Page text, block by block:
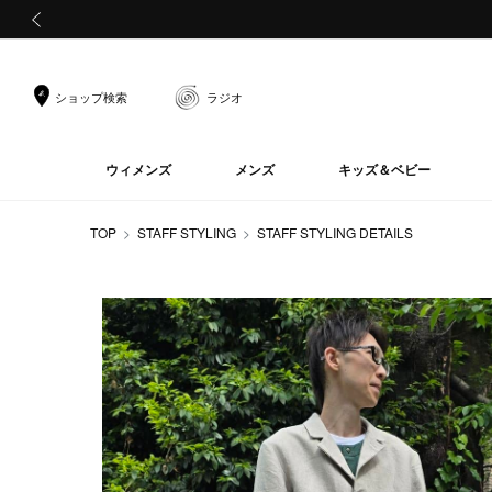
ショップ検索 ラジオ
ウィメンズ メンズ キッズ＆ベビー
TOP STAFF STYLING STAFF STYLING DETAILS